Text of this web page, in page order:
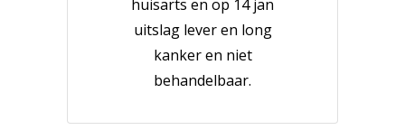
huisarts en op 14 jan
uitslag lever en long
kanker en niet
behandelbaar.